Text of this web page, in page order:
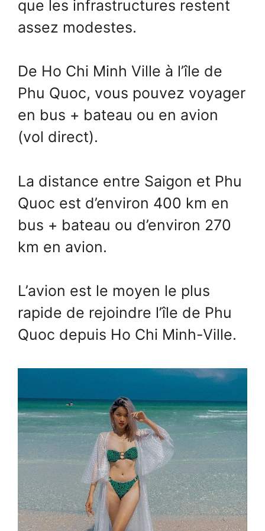
que les infrastructures restent
assez modestes.
De Ho Chi Minh Ville à l’île de
Phu Quoc, vous pouvez voyager
en bus + bateau ou en avion
(vol direct).
La distance entre Saigon et Phu
Quoc est d’environ 400 km en
bus + bateau ou d’environ 270
km en avion.
L’avion est le moyen le plus
rapide de rejoindre l’île de Phu
Quoc depuis Ho Chi Minh-Ville.